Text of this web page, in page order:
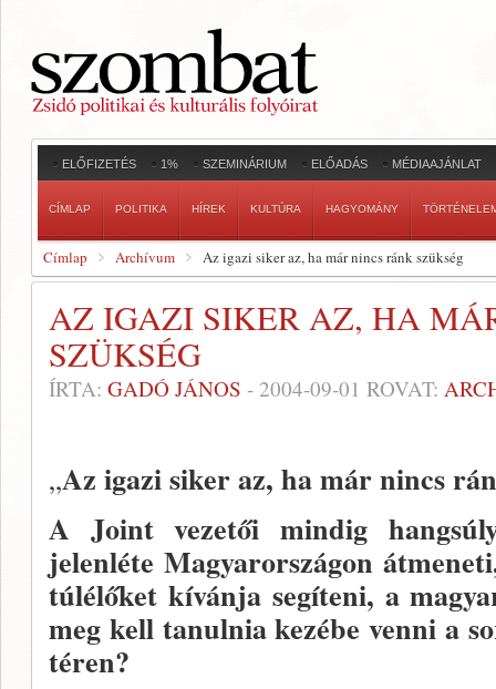
ELŐFIZETÉS 1% SZEMINÁRIUM ELŐADÁS MÉDIAAJÁNLAT
CÍMLAP POLITIKA HÍREK KULTÚRA HAGYOMÁNY
Címlap Archívum Az igazi siker az, ha már nincs ránk szükség
AZ IGAZI SIKER AZ, HA
SZÜKSÉG
ÍRTA: GADÓ JÁNOS - 2004-09-01 ROVAT:
„Az igazi siker az, ha már nincs
A Joint vezetői mindig
jelenléte Magyarországon
túlélőket kívánja segíteni, a
meg kell tanulnia kezébe ven­ni a
téren?